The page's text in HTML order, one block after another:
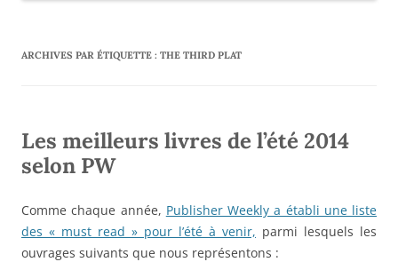
ARCHIVES PAR ÉTIQUETTE : THE THIRD PLAT
Les meilleurs livres de l’été 2014
selon PW
Comme chaque année, Publisher Weekly a établi une liste
des « must read » pour l’été à venir, parmi lesquels les
ouvrages suivants que nous représentons :